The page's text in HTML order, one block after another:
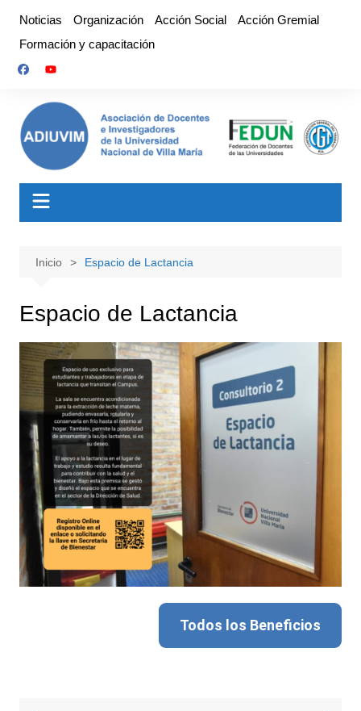
contenido
Noticias Organización Acción Social
Acción Gremial
Formación y capacitación
Inicio Espacio de Lactancia
Espacio de Lactancia
Todos los Beneficios